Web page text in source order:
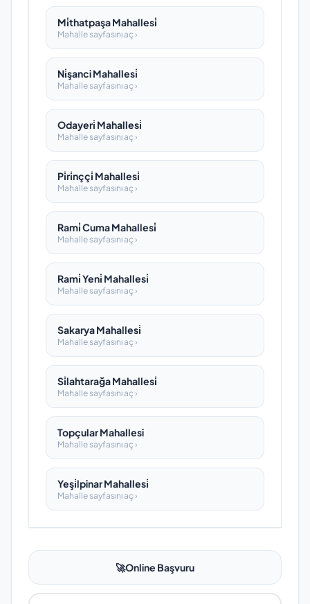
Mi̇thatpaşa Mahallesi̇
Mahalle sayfasını aç ›
Ni̇şanci Mahallesi̇
Mahalle sayfasını aç ›
Odayeri̇ Mahallesi̇
Mahalle sayfasını aç ›
Pi̇ri̇nççi̇ Mahallesi̇
Mahalle sayfasını aç ›
Rami̇ Cuma Mahallesi̇
Mahalle sayfasını aç ›
Rami̇ Yeni̇ Mahallesi̇
Mahalle sayfasını aç ›
Sakarya Mahallesi̇
Mahalle sayfasını aç ›
Si̇lahtarağa Mahallesi̇
Mahalle sayfasını aç ›
Topçular Mahallesi
Mahalle sayfasını aç ›
Yeşi̇lpinar Mahallesi̇
Mahalle sayfasını aç ›
🚀Online Başvuru